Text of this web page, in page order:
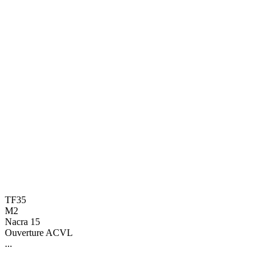
TF35
M2
Nacra 15
Ouverture ACVL
...